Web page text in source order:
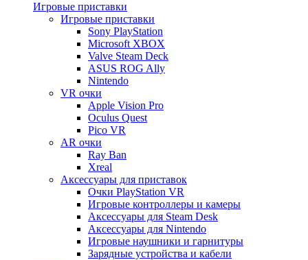
Игровые приставки
Игровые приставки
Sony PlayStation
Microsoft XBOX
Valve Steam Deck
ASUS ROG Ally
Nintendo
VR очки
Apple Vision Pro
Oculus Quest
Pico VR
AR очки
Ray Ban
Xreal
Аксессуары для приставок
Очки PlayStation VR
Игровые контроллеры и камеры
Аксессуары для Steam Desk
Аксессуары для Nintendo
Игровые наушники и гарнитуры
Зарядные устройства и кабели